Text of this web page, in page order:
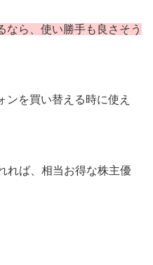
なら、使い勝手も 良さそう
ンを買い替える時に使え
れば、相当お得な株主優